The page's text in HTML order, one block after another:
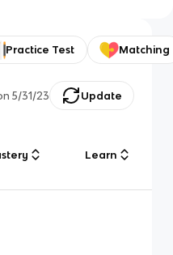
Practice Test Matching
5/31/23 Update
Learn